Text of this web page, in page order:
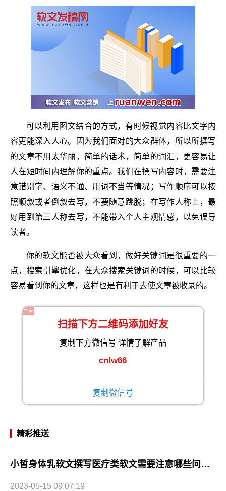
可以利用图文结合的方式，有时候视觉内容比文字内
容更能深入人心。因为我们面对的大众群体，所以所撰写
的文章不用太华丽，简单的话术，简单的词汇，更容易让
人在短时间内理解你的重点。我们在撰写内容时，需要注
意错别字、语义不通、用词不当等情况；写作顺序可以按
照顺叙或者倒叙去写，不要随意跳脱；在写作人称上，最
好用到第三人称去写，不能带入个人主观情感，以免误导
读者。
你的软文能否被大众看到，做好关键词是很重要的一
点，搜索引擎优化，在大众搜索关键词的时候，可以比较
容易看到你的文章，这样也是有利于去使文章被收录的。
广告
扫描下方二维码添加好友
复制下方微信号 详情了解产品
cnlw66
复制微信号
精彩推送
小皙身体乳软文撰写医疗类软文需要注意哪些问题？
2023-05-15 09:07:19